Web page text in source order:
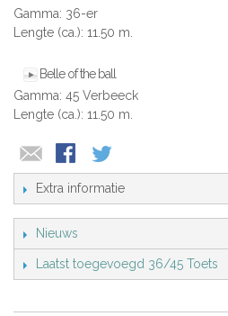
Gamma: 36-er
Lengte (ca.): 11.50 m.
Belle of the ball
Gamma: 45 Verbeeck
Lengte (ca.): 11.50 m.
Extra informatie
Nieuws
Laatst toegevoegd 36/45 Toets